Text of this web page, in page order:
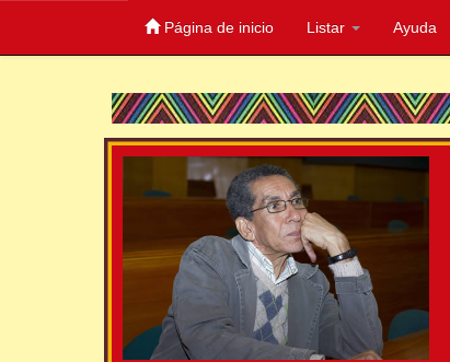
Página de inicio Listar Ayuda